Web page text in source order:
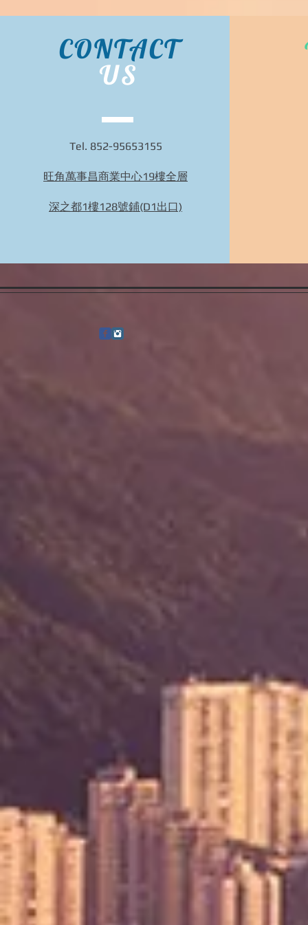
CONTACT
US
Tel. 852-95653155
旺角萬事昌商業中心19樓全層
深之都1樓128號鋪(D1出口)